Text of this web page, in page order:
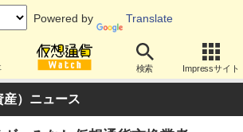
Powered by Translate
検索 Impressサイト
）ニュース